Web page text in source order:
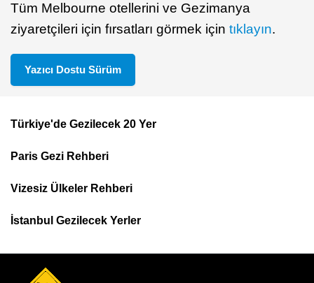
Tüm Melbourne otellerini ve Gezimanya
ziyaretçileri için fırsatları görmek için tıklayın.
Yazıcı Dostu Sürüm
Top
Menu
Türkiye'de Gezilecek 20 Yer
Paris Gezi Rehberi
Vizesiz Ülkeler Rehberi
İstanbul Gezilecek Yerler